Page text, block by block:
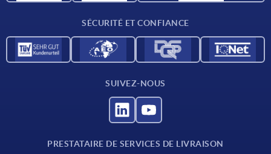
SÉCURITÉ ET CONFIANCE
SUIVEZ-NOUS
PRESTATAIRE DE SERVICES DE LIVRAISON